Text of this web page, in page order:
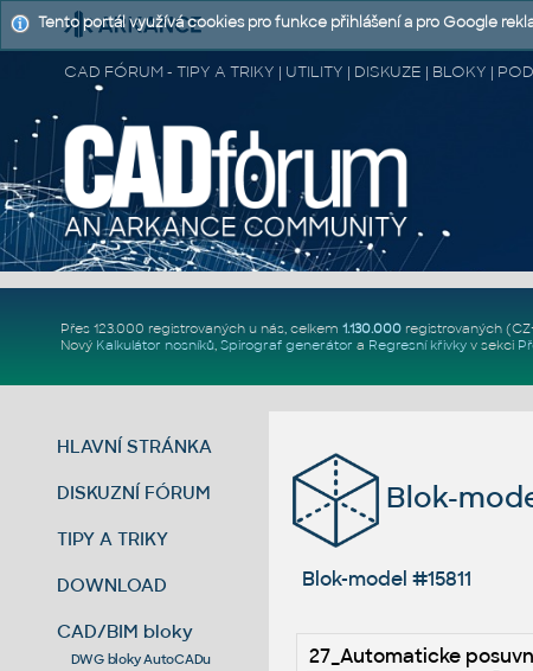
CAD FÓRUM - TIPY A TRIKY | UTILITY | DISKUZE | BLOKY |
Přes 123.000 registrovaných u nás, celkem 1.130.000registrovaných
Nový Kalkulátor nosníků, Spirograf generátor a Regresní křivkyv sekci
HLAVNÍ STRÁNKA
DISKUZNÍ FÓRUM
TIPY A TRIKY
DOWNLOAD
CAD/BIM bloky
DWG bloky AutoCADu
Blok-
Blok-model #15811
27_Automaticke
Tento portál využívá cookies pro funkce přihlášení a pro Google